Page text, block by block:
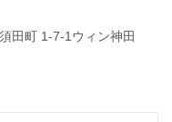
田町 1-7-1ウィン神田